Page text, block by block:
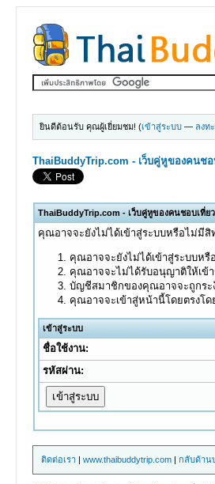
ยินดีต้อนรับ คุณผู้เยี่ยมชม! (เข้าสู่ระบบ — ลงท
ThaiBuddyTrip.com - เว็บคู่หูของคนชอ
ThaiBuddyTrip.com - เว็บคู่หูของคนชอบเที่ยว
คุณอาจจะยังไม่ได้เข้าสู่ระบบหรือไม่มี
คุณอาจจะยังไม่ได้เข้าสู่ระบบหรื
คุณอาจจะไม่ได้รับอนุญาติให้เข้
บัญชีสมาชิกของคุณอาจจะถูกระ
คุณอาจจะเข้าสู่หน้านี้โดยตรงโ
เข้าสู่ระบบ
ชื่อใช้งาน:
รหัสผ่าน:
ติดต่อเรา |www.thaibuddytrip.com |กลับด้าน